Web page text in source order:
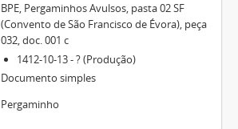
BPE, Pergaminhos Avulsos, pasta 02 SF
(Convento de São Francisco de Évora), peça
032, doc. 001 c
1412-10-13 - ? (Produção)
Documento simples
Pergaminho